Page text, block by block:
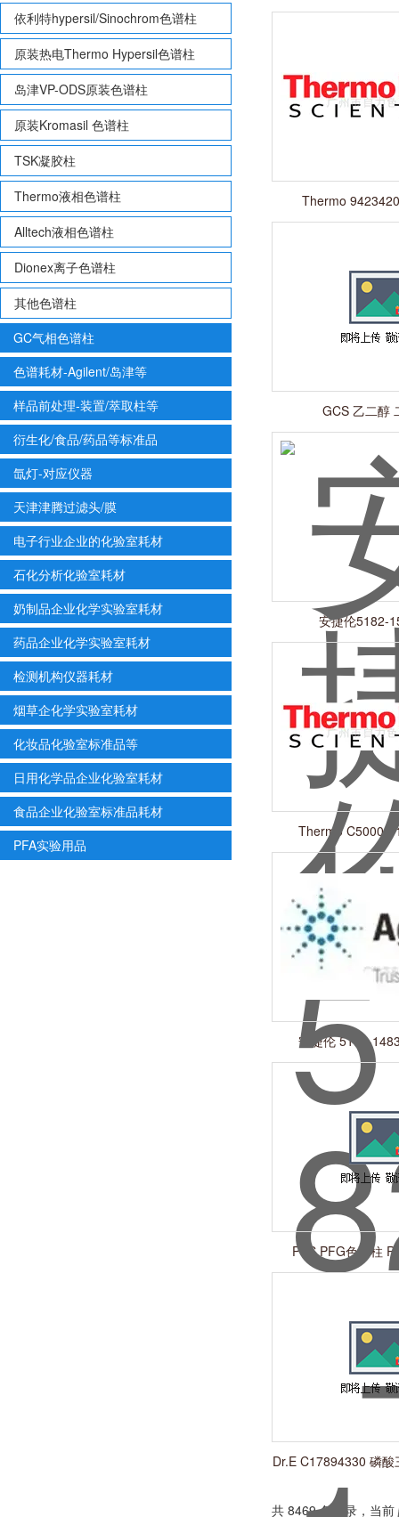
依利特hypersil/Sinochrom色谱柱
原装热电Thermo Hypersil色谱柱
岛津VP-ODS原装色谱柱
原装Kromasil 色谱柱
TSK凝胶柱
Thermo液相色谱柱
Alltech液相色谱柱
Dionex离子色谱柱
其他色谱柱
GC气相色谱柱
色谱耗材-Agilent/岛津等
样品前处理-装置/萃取柱等
衍生化/食品/药品等标准品
氙灯-对应仪器
天津津腾过滤头/膜
电子行业企业的化验室耗材
石化分析化验室耗材
奶制品企业化学实验室耗材
药品企业化学实验室耗材
检测机构仪器耗材
烟草企化学实验室耗材
化妆品化验室标准品等
日用化学品企业化验室耗材
食品企业化验室标准品耗材
PFA实验用品
Thermo
GCS 乙二醇
安捷伦5182-
Thermo C5000-
安捷伦 5190-
PSS PFG色谱柱
Dr.E C17894330 磷
共 8469 条记录，当